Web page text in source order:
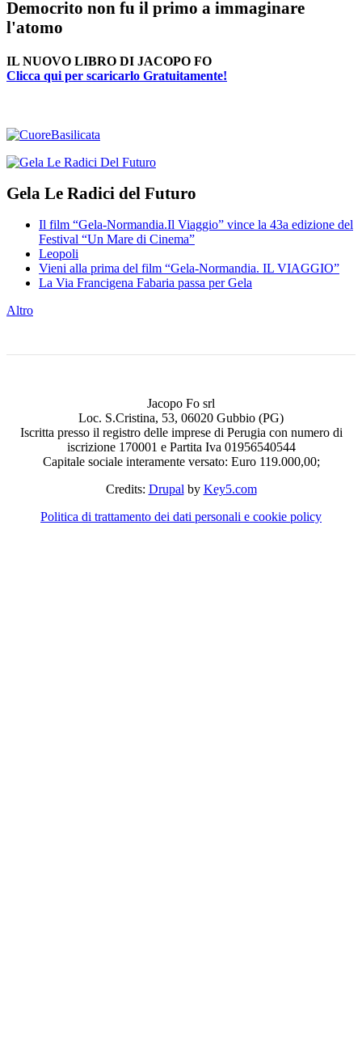
Democrito non fu il primo a immaginare
l'atomo
IL NUOVO LIBRO DI JACOPO FO
Clicca qui per scaricarlo Gratuitamente!
Gela Le Radici del Futuro
Il film “Gela-Normandia.Il Viaggio” vince la 43a edizione del
Festival “Un Mare di Cinema”
Leopoli
Vieni alla prima del film “Gela-Normandia. IL VIAGGIO”
La Via Francigena Fabaria passa per Gela
Altro
Jacopo Fo srl
Loc. S.Cristina, 53, 06020 Gubbio (PG)
Iscritta presso il registro delle imprese di Perugia con numero di
iscrizione 170001 e Partita Iva 01956540544
Capitale sociale interamente versato: Euro 119.000,00;
Credits: Drupal by Key5.com
Politica di trattamento dei dati personali e cookie policy